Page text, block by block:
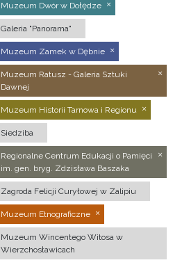
Muzeum Dwór w Dołędze
Galeria "Panorama"
Muzeum Zamek w Dębnie
Muzeum Ratusz - Galeria Sztuki
Dawnej
Muzeum Historii Tarnowa i Regionu
Siedziba
Regionalne Centrum Edukacji o Pamięci
im. gen. bryg. Zdzisława Baszaka
Zagroda Felicji Curyłowej w Zalipiu
Muzeum Etnograficzne
Muzeum Wincentego Witosa w
Wierzchosławicach